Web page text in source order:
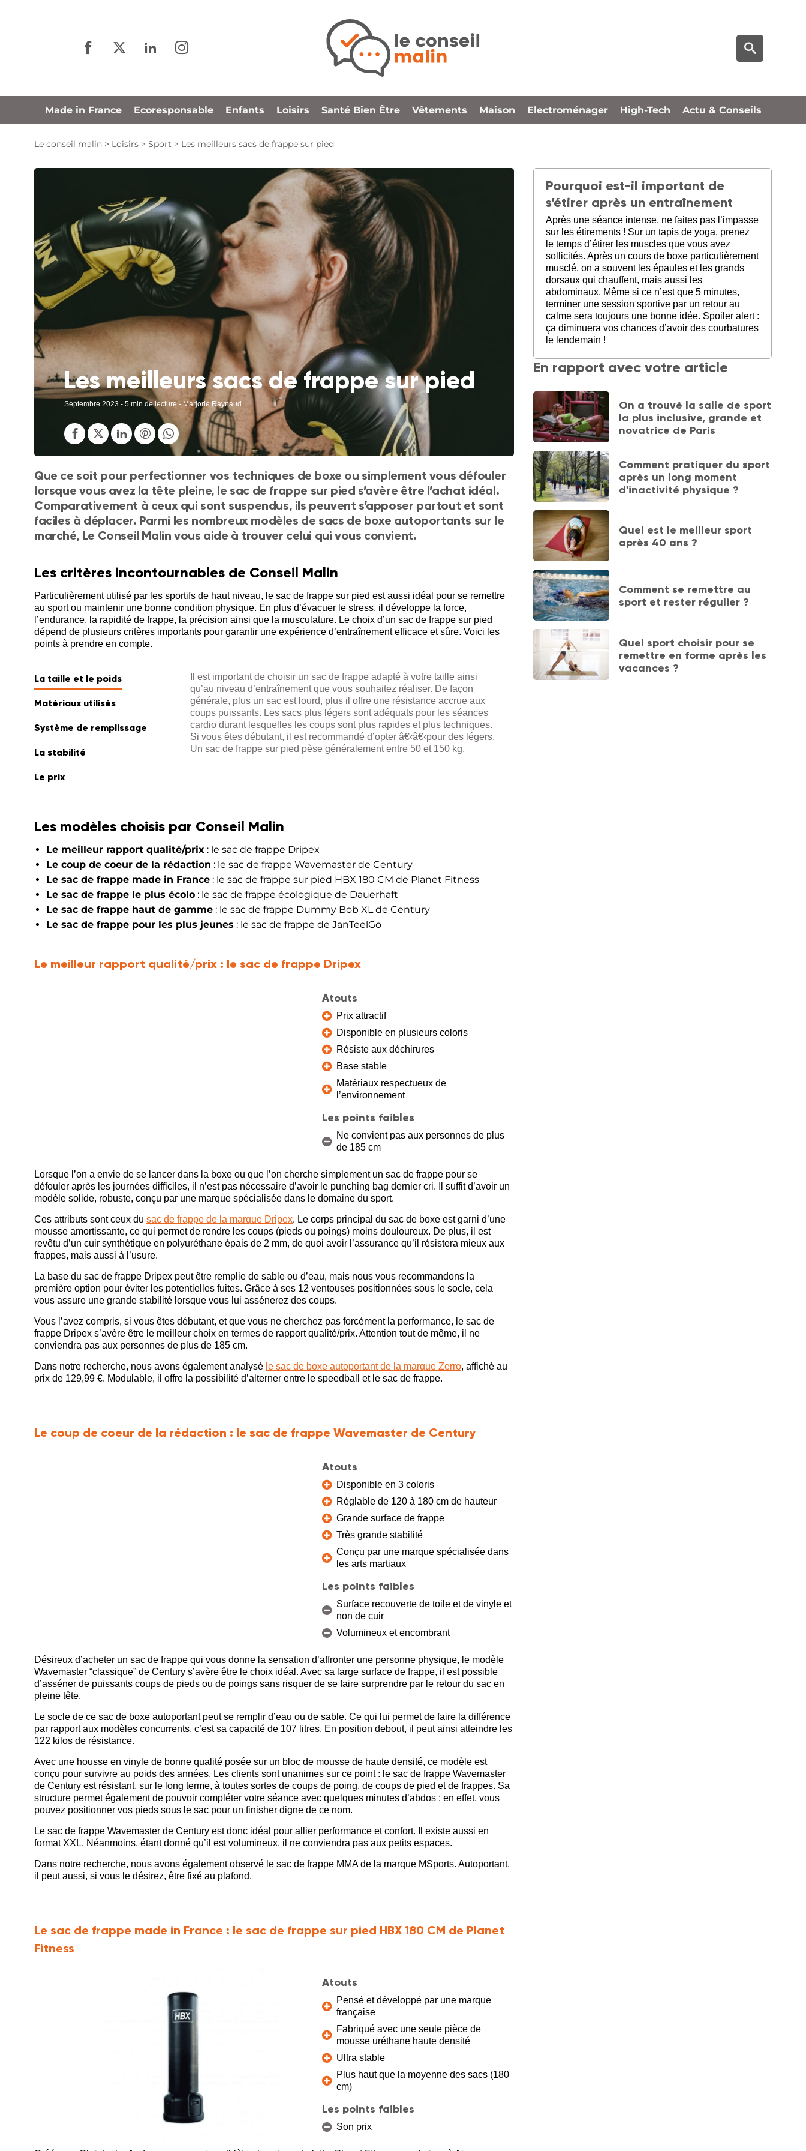
Made in France Ecoresponsable Enfants Loisirs Santé Bien Être Vêtements Maison Electroménager High-Tech Actu & Conseils
Le conseil malin > Loisirs > Sport > Les meilleurs sacs de frappe sur pied
Les meilleurs sacs de frappe sur pied
Septembre 2023 - 5 min de lecture - Marjorie Raynaud
Que ce soit pour perfectionner vos techniques de boxe ou simplement vous défouler
lorsque vous avez la tête pleine, le sac de frappe sur pied s’avère être l’achat idéal.
Comparativement à ceux qui sont suspendus, ils peuvent s’apposer partout et sont
faciles à déplacer. Parmi les nombreux modèles de sacs de boxe autoportants sur le
marché, Le Conseil Malin vous aide à trouver celui qui vous convient.
Les critères incontournables de Conseil Malin
Particulièrement utilisé par les sportifs de haut niveau, le sac de frappe sur pied est aussi idéal pour se remettre
au sport ou maintenir une bonne condition physique. En plus d’évacuer le stress, il développe la force,
l’endurance, la rapidité de frappe, la précision ainsi que la musculature. Le choix d’un sac de frappe sur pied
dépend de plusieurs critères importants pour garantir une expérience d’entraînement efficace et sûre. Voici les
points à prendre en compte.
La taille et le poids
Matériaux utilisés
Système de remplissage
La stabilité
Le prix
Il est important de choisir un sac de frappe adapté à votre taille ainsi
qu’au niveau d’entraînement que vous souhaitez réaliser. De façon
générale, plus un sac est lourd, plus il offre une résistance accrue aux
coups puissants. Les sacs plus légers sont adéquats pour les séances
cardio durant lesquelles les coups sont plus rapides et plus techniques.
Si vous êtes débutant, il est recommandé d’opter â€‹â€‹pour des légers.
Un sac de frappe sur pied pèse généralement entre 50 et 150 kg.
Les modèles choisis par Conseil Malin
Le meilleur rapport qualité/prix : le sac de frappe Dripex
Le coup de coeur de la rédaction : le sac de frappe Wavemaster de Century
Le sac de frappe made in France : le sac de frappe sur pied HBX 180 CM de Planet Fitness
Le sac de frappe le plus écolo : le sac de frappe écologique de Dauerhaft
Le sac de frappe haut de gamme : le sac de frappe Dummy Bob XL de Century
Le sac de frappe pour les plus jeunes : le sac de frappe de JanTeelGo
Le meilleur rapport qualité/prix : le sac de frappe Dripex
Atouts
Prix attractif
Disponible en plusieurs coloris
Résiste aux déchirures
Base stable
Matériaux respectueux de
l’environnement
Les points faibles
Ne convient pas aux personnes de plus
de 185 cm
Lorsque l’on a envie de se lancer dans la boxe ou que l’on cherche simplement un sac de frappe pour se
défouler après les journées difficiles, il n’est pas nécessaire d’avoir le punching bag dernier cri. Il suffit d’avoir un
modèle solide, robuste, conçu par une marque spécialisée dans le domaine du sport.
Ces attributs sont ceux du sac de frappe de la marque Dripex. Le corps principal du sac de boxe est garni d’une
mousse amortissante, ce qui permet de rendre les coups (pieds ou poings) moins douloureux. De plus, il est
revêtu d’un cuir synthétique en polyuréthane épais de 2 mm, de quoi avoir l’assurance qu’il résistera mieux aux
frappes, mais aussi à l’usure.
La base du sac de frappe Dripex peut être remplie de sable ou d’eau, mais nous vous recommandons la
première option pour éviter les potentielles fuites. Grâce à ses 12 ventouses positionnées sous le socle, cela
vous assure une grande stabilité lorsque vous lui assénerez des coups.
Vous l’avez compris, si vous êtes débutant, et que vous ne cherchez pas forcément la performance, le sac de
frappe Dripex s’avère être le meilleur choix en termes de rapport qualité/prix. Attention tout de même, il ne
conviendra pas aux personnes de plus de 185 cm.
Dans notre recherche, nous avons également analysé le sac de boxe autoportant de la marque Zerro, affiché au
prix de 129,99 €. Modulable, il offre la possibilité d’alterner entre le speedball et le sac de frappe.
Le coup de coeur de la rédaction : le sac de frappe Wavemaster de Century
Atouts
Disponible en 3 coloris
Réglable de 120 à 180 cm de hauteur
Grande surface de frappe
Très grande stabilité
Conçu par une marque spécialisée dans
les arts martiaux
Les points faibles
Surface recouverte de toile et de vinyle et
non de cuir
Volumineux et encombrant
Désireux d’acheter un sac de frappe qui vous donne la sensation d’affronter une personne physique, le modèle
Wavemaster “classique” de Century s’avère être le choix idéal. Avec sa large surface de frappe, il est possible
d’asséner de puissants coups de pieds ou de poings sans risquer de se faire surprendre par le retour du sac en
pleine tête.
Le socle de ce sac de boxe autoportant peut se remplir d’eau ou de sable. Ce qui lui permet de faire la différence
par rapport aux modèles concurrents, c’est sa capacité de 107 litres. En position debout, il peut ainsi atteindre les
122 kilos de résistance.
Avec une housse en vinyle de bonne qualité posée sur un bloc de mousse de haute densité, ce modèle est
conçu pour survivre au poids des années. Les clients sont unanimes sur ce point : le sac de frappe Wavemaster
de Century est résistant, sur le long terme, à toutes sortes de coups de poing, de coups de pied et de frappes. Sa
structure permet également de pouvoir compléter votre séance avec quelques minutes d’abdos : en effet, vous
pouvez positionner vos pieds sous le sac pour un finisher digne de ce nom.
Le sac de frappe Wavemaster de Century est donc idéal pour allier performance et confort. Il existe aussi en
format XXL. Néanmoins, étant donné qu’il est volumineux, il ne conviendra pas aux petits espaces.
Dans notre recherche, nous avons également observé le sac de frappe MMA de la marque MSports. Autoportant,
il peut aussi, si vous le désirez, être fixé au plafond.
Le sac de frappe made in France : le sac de frappe sur pied HBX 180 CM de Planet
Fitness
Atouts
Pensé et développé par une marque
française
Fabriqué avec une seule pièce de
mousse uréthane haute densité
Ultra stable
Plus haut que la moyenne des sacs (180
cm)
Les points faibles
Son prix
Pourquoi est-il important de
s’étirer après un entraînement
Après une séance intense, ne faites pas l’impasse
sur les étirements ! Sur un tapis de yoga, prenez
le temps d’étirer les muscles que vous avez
sollicités. Après un cours de boxe particulièrement
musclé, on a souvent les épaules et les grands
dorsaux qui chauffent, mais aussi les
abdominaux. Même si ce n’est que 5 minutes,
terminer une session sportive par un retour au
calme sera toujours une bonne idée. Spoiler alert :
ça diminuera vos chances d’avoir des courbatures
le lendemain !
En rapport avec votre article
On a trouvé la salle de sport
la plus inclusive, grande et
novatrice de Paris
Comment pratiquer du sport
après un long moment
d'inactivité physique ?
Quel est le meilleur sport
après 40 ans ?
Comment se remettre au
sport et rester régulier ?
Quel sport choisir pour se
remettre en forme après les
vacances ?